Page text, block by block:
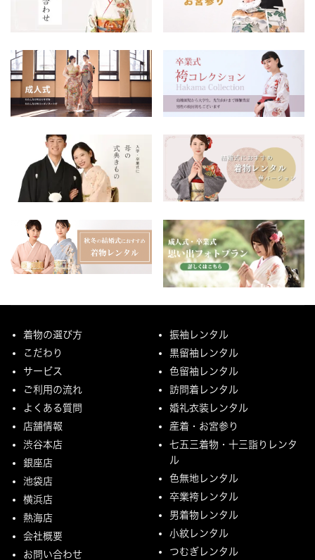
着物の選び方
こだわり
サービス
ご利用の流れ
よくある質問
店舗情報
渋谷本店
銀座店
池袋店
横浜店
熱海店
会社概要
お問い合わせ
振袖レンタル
黒留袖レンタル
色留袖レンタル
訪問着レンタル
婚礼衣装レンタル
産着・お宮参り
七五三着物・十三詣りレンタ
ル
色無地レンタル
卒業袴レンタル
男着物レンタル
小紋レンタル
つむぎレンタル